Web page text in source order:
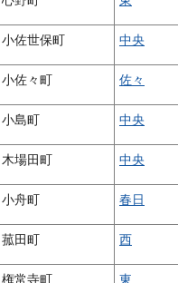
小佐世保町 中央
小佐々町 佐々
小島町 中央
木場田町 中央
小舟町 春日
菰田町 西
権常寺町 東